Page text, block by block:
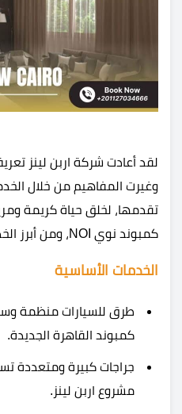
لقد أعادت شركة اربن لينز
وغيرت المفاهيم من خلال
تقدمها، لخلق حياة كريمة
كمبوند نوي NOI، ومن أبرز الخدمات في المشروع.
الخدمات الأساسية
طرق للسيارات منظمة
كمبوند القاهرة الجديدة.
جراجات كبيرة ومتعددة
مشروع اربن لينز.